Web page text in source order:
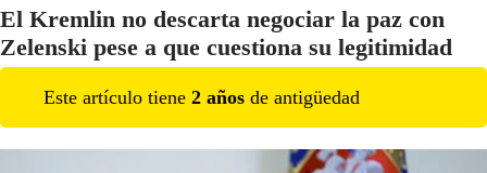
El Kremlin no descarta negociar la paz con
Zelenski pese a que cuestiona su legitimidad
Este artículo tiene 2 años de antigüedad